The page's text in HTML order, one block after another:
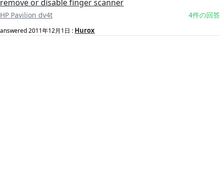
remove or disable finger scanner
HP Pavilion dv4t 4件の回答
answered2011年12月1日 : Hurox